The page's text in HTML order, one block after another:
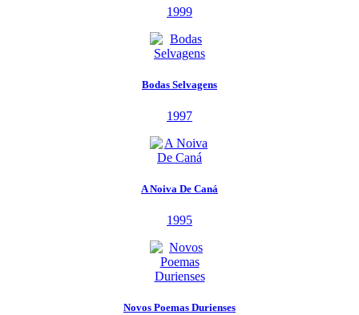
1999
Bodas Selvagens
1997
A Noiva De Caná
1995
Novos Poemas Durienses